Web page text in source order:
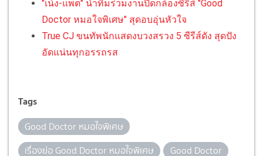
"เน๋ง-แพต" นำทีมร่วมงานปิดกล้องซีรีส์ "Good
Doctor หมอใจพิเศษ" สุดอบอุ่นหัวใจ
True CJ ขนทัพนักแสดงบวงสรวง 5 ซีรีส์ดัง สุดปัง
อัดแน่นทุกอรรถรส
Tags
Good Doctor หมอใจพิเศษ
เรื่องย่อ Good Doctor หมอใจพิเศษ
Good Doctor